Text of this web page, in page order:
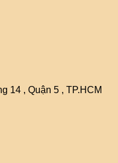
14 , Quận 5 , TP.HCM